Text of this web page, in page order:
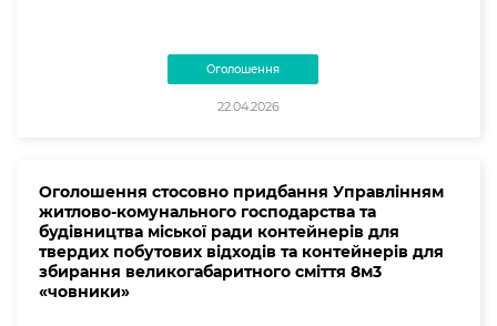
Оголошення
22.04.2026
Оголошення стосовно придбання Управлінням
житлово-комунального господарства та
будівництва міської ради контейнерів для
твердих побутових відходів та контейнерів для
збирання великогабаритного сміття 8м3
«човники»